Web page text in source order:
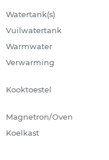
Watertank(s)
Vuilwatertank
Warmwater
Verwarming
Kooktoestel
Magnetron/Oven
Koelkast